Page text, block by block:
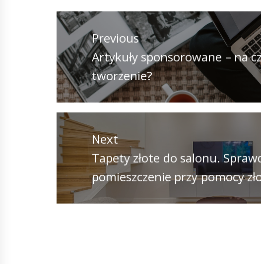
Nawigacja
wpisuPrevious
Previous
post:
Artykuły sponsorowane – na
tworzenie?
Next
Next
post:
Tapety złote do salonu.
pomieszczenie przy pomocy